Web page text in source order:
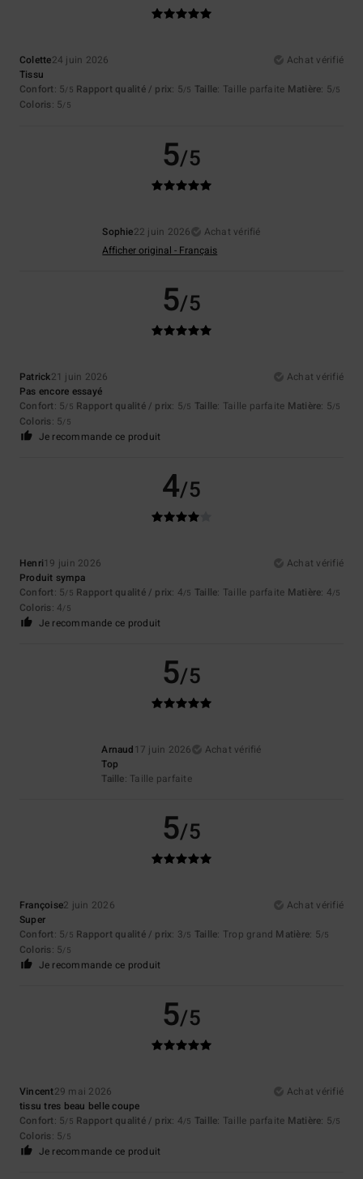
Colette24 juin 2026
Achat vérifié
Tissu
Confort: 5/5 Rapport qualité / prix: 5/5 Taille: Taille parfaite Matière: 5/5
Coloris: 5/5
5/5
Sophie22 juin 2026
Achat vérifié
Afficher original - Français
5/5
Patrick21 juin 2026
Achat vérifié
Pas encore essayé
Confort: 5/5 Rapport qualité / prix: 5/5 Taille: Taille parfaite Matière: 5/5
Coloris: 5/5
Je recommande ce produit
4/5
Henri19 juin 2026
Achat vérifié
Produit sympa
Confort: 5/5 Rapport qualité / prix: 4/5 Taille: Taille parfaite Matière: 4/5
Coloris: 4/5
Je recommande ce produit
5/5
Arnaud 17 juin 2026
Achat vérifié
Top
Taille: Taille parfaite
5/5
Françoise2 juin 2026
Achat vérifié
Super
Confort: 5/5 Rapport qualité / prix: 3/5 Taille: Trop grand Matière: 5/5
Coloris: 5/5
Je recommande ce produit
5/5
Vincent29 mai 2026
Achat vérifié
tissu tres beau belle coupe
Confort: 5/5 Rapport qualité / prix: 4/5 Taille: Taille parfaite Matière: 5/5
Coloris: 5/5
Je recommande ce produit